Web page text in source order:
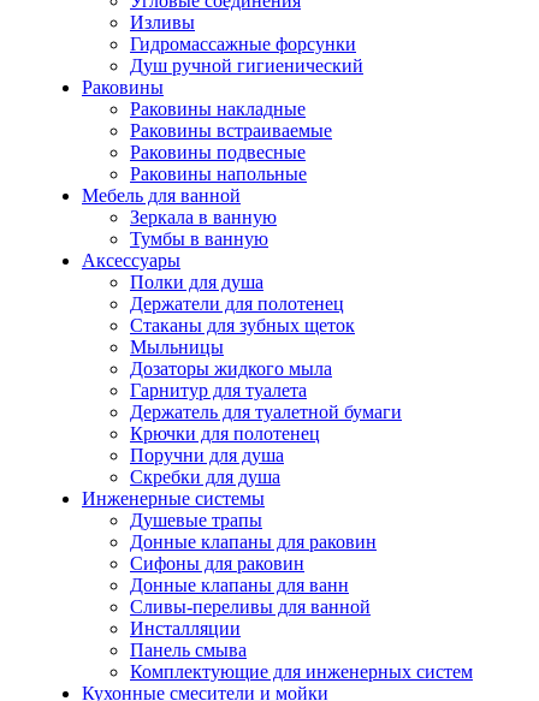
Изливы
Гидромассажные форсунки
Душ ручной гигиенический
Раковины
Раковины накладные
Раковины встраиваемые
Раковины подвесные
Раковины напольные
Мебель для ванной
Зеркала в ванную
Тумбы в ванную
Аксессуары
Полки для душа
Держатели для полотенец
Стаканы для зубных щеток
Мыльницы
Дозаторы жидкого мыла
Гарнитур для туалета
Держатель для туалетной бумаги
Крючки для полотенец
Поручни для душа
Скребки для душа
Инженерные системы
Душевые трапы
Донные клапаны для раковин
Сифоны для раковин
Донные клапаны для ванн
Сливы-переливы для ванной
Инсталляции
Панель смыва
Комплектующие для инженерных систем
Кухонные смесители и мойки